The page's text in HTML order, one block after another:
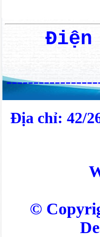
Điện
Địa chỉ: 42/
©